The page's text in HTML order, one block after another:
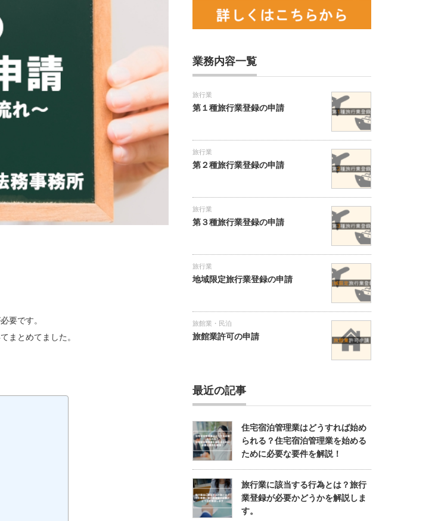
要です。
まとめてました。
業務内容一覧
旅行業
第１種旅行業登録の申請
旅行業
第２種旅行業登録の申請
旅行業
第３種旅行業登録の申請
旅行業
地域限定旅行業登録の申請
旅館業・民泊
旅館業許可の申請
最近の記事
住宅宿泊管理業はどうすれば始め
られる？住宅宿泊管理業を始める
ために必要な要件を解説！
旅行業に該当する行為とは？旅行
業登録が必要かどうかを解説しま
す。